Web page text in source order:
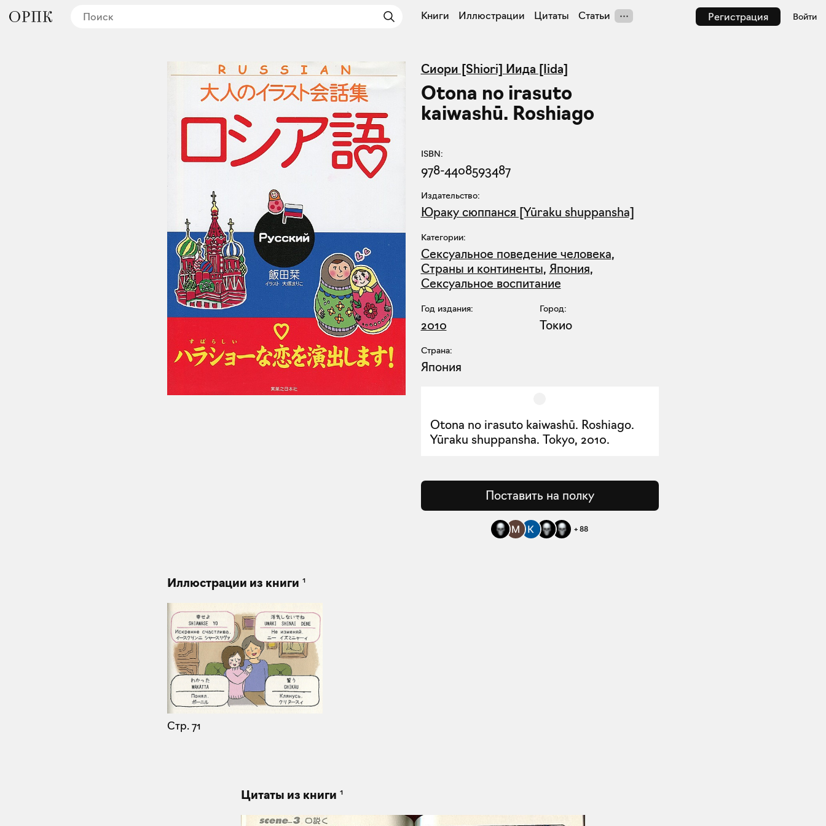
Регистрация Войти
Книги Иллюстрации Цитаты Статьи
Сиори [Shiori] Иида [Iida]
Otona no irasuto
kaiwashū. Roshiago
ISBN:
978-4408593487
Издательство:
Юраку сюппанся [Yūraku shuppansha]
Категории:
Сексуальное поведение человека,
Страны и континенты, Япония,
Сексуальное воспитание
Год издания:
2010
Город:
Токио
Страна:
Япония
Otona no irasuto kaiwashū. Roshiago.
Yūraku shuppansha. Tokyo, 2010.
Поставить на полку
+88
Иллюстрации из книги 1
Стр. 71
Цитаты из книги 1